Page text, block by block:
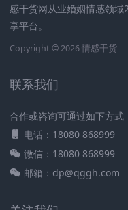
感干货网从业婚姻情感领
享平台。
Copyright © 2026 情感干货
联系我们
合作或咨询可通过如下方式
电话：18080 868999
微信：18080 868999
邮箱：dp@qggh.com